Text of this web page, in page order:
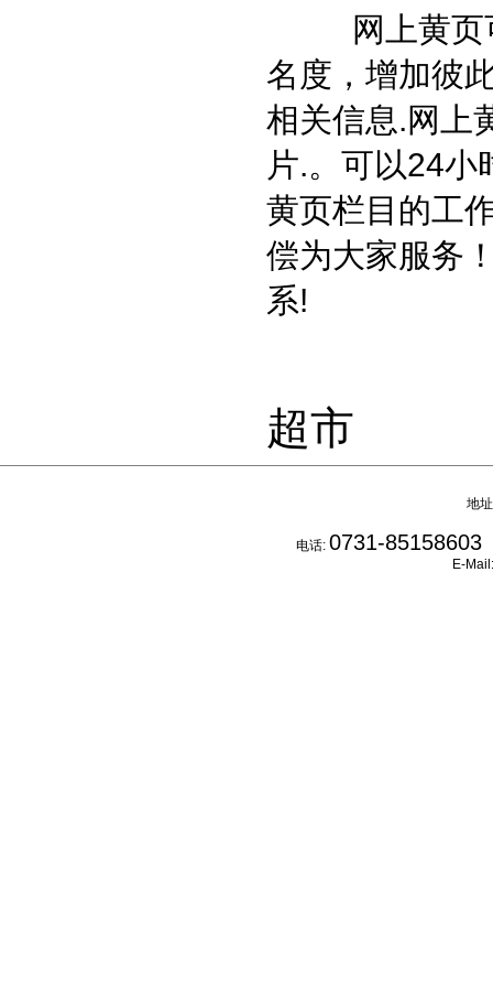
网上黄页可
名度，增加彼
相关信息.网上
片.。可以24小
黄页栏目的工
偿为大家服务
系!
超市
地
电话: 0731-85158603
E-